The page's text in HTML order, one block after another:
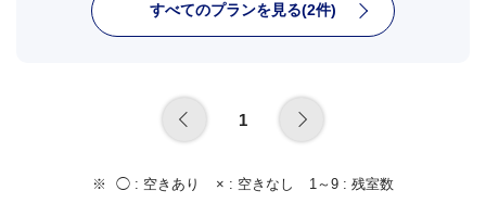
すべてのプランを見る(2件)
1
◯ : 空きあり × : 空きなし 1～9 : 残室数